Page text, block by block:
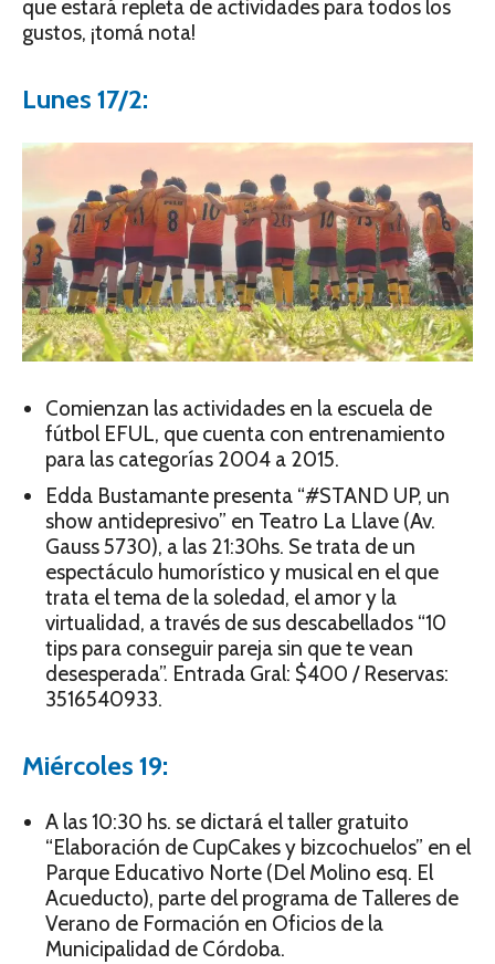
que estará repleta de actividades para todos los
gustos, ¡tomá nota!
Lunes 17/2:
Comienzan las actividades en la escuela de
fútbol EFUL, que cuenta con entrenamiento
para las categorías 2004 a 2015.
Edda Bustamante presenta “#STAND UP, un
show antidepresivo” en Teatro La Llave (Av.
Gauss 5730), a las 21:30hs. Se trata de un
espectáculo humorístico y musical en el que
trata el tema de la soledad, el amor y la
virtualidad, a través de sus descabellados “10
tips para conseguir pareja sin que te vean
desesperada”. Entrada Gral: $400 / Reservas:
3516540933.
Miércoles 19:
A las 10:30 hs. se dictará el taller gratuito
“Elaboración de CupCakes y bizcochuelos” en el
Parque Educativo Norte (Del Molino esq. El
Acueducto), parte del programa de Talleres de
Verano de Formación en Oficios de la
Municipalidad de Córdoba.